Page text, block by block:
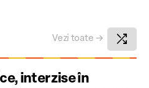
Vezi toate → shuffle
interzise în